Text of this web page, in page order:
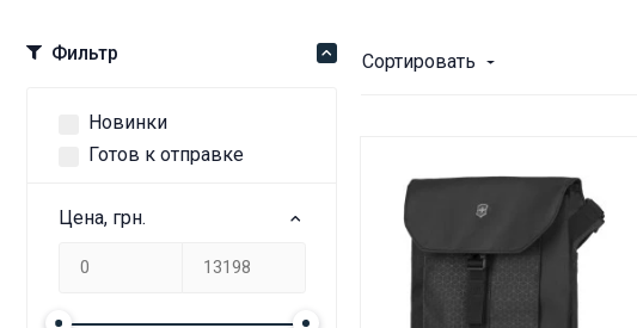
Фильтр
Новинки
Готов к отправке
Цена, грн.
Сортировать